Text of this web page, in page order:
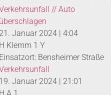
// Auto
überschlagen
21. Januar 2024 | 4:04
H Klemm 1 Y
Einsatzort: Bensheimer Straße
19. Januar 2024 | 21:01